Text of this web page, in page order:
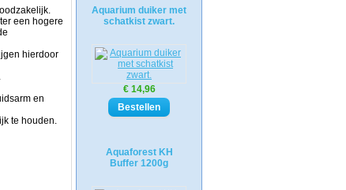
Aquarium duiker met
schatkist zwart.
€ 14,96
Aquaforest KH
Buffer 1200g
een hogere
hierdoor
en
te houden.